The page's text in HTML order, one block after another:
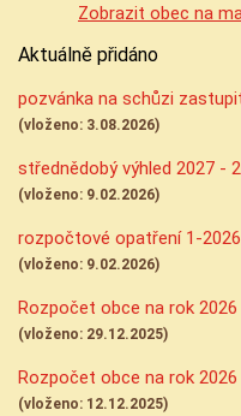
Zobrazit obec na
Aktuálně přidáno
pozvánka na schůzi
(vloženo: 3.08.2026)
střednědobý výhled 2027 -
(vloženo: 9.02.2026)
rozpočtové opatření 1-2026
(vloženo: 9.02.2026)
Rozpočet obce na rok
(vloženo: 29.12.2025)
Rozpočet obce na rok 2026
(vloženo: 12.12.2025)